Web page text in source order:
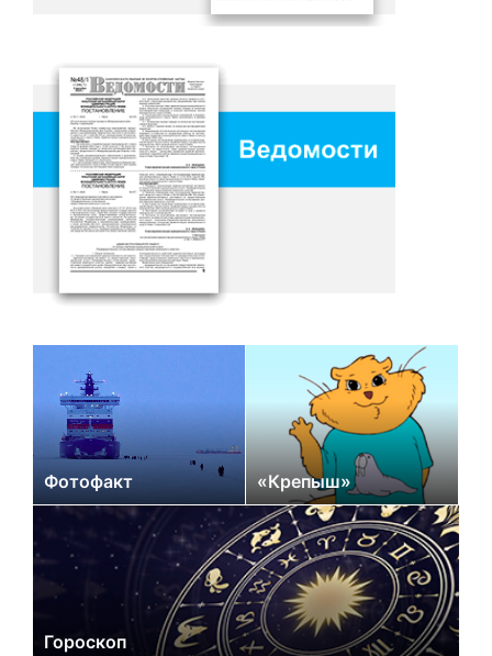
Фотофакт «Крепыш»
Гороскоп